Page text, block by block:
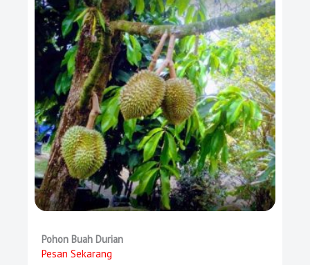
Pohon Buah Durian
Pesan Sekarang